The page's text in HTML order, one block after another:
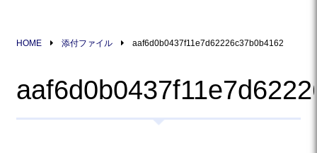
HOME 添付ファイル aaf6d0b0437f11e7d62226c37b0b4162